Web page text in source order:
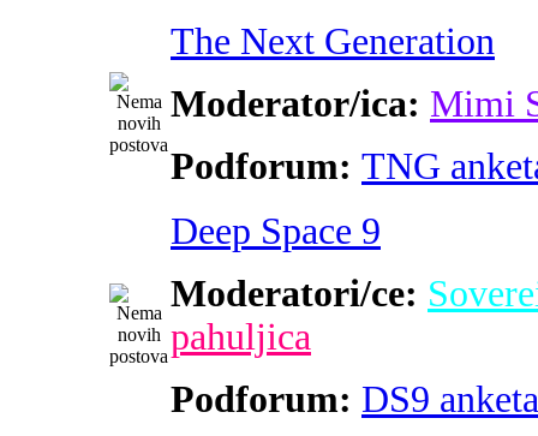
The Next Generation
Moderator/ica: Mimi
Podforum: TNG
Deep Space 9
Moderatori/ce:
pahuljica
Podforum: DS9 anketa